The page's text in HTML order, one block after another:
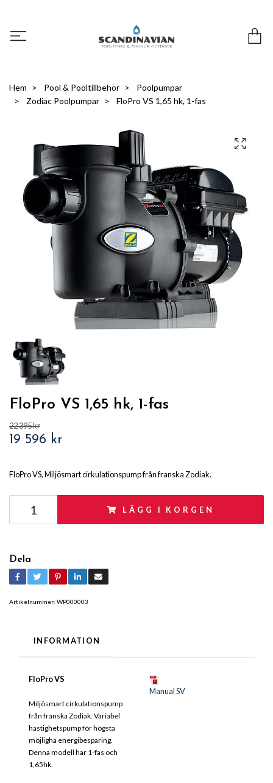
Hem Pool & Pooltillbehör
Poolpumpar
Zodiac Poolpumpar
FloPro VS 1,65 hk, 1-fas
FloPro VS 1,65 hk, 1-fas
22 395 kr
19 596 kr
FloPro VS, Miljösmart cirkulationspump från franska Zodiak.
LÄGG I KORGEN
Dela
Artikelnummer: WP000003
INFORMATION
FloPro VS
Miljösmart cirkulationspump
från franska Zodiak. Variabel
hastighetspump för högsta
möjligha energibesparing.
Denna modell har 1-fas och
1,65hk.
Manual SV